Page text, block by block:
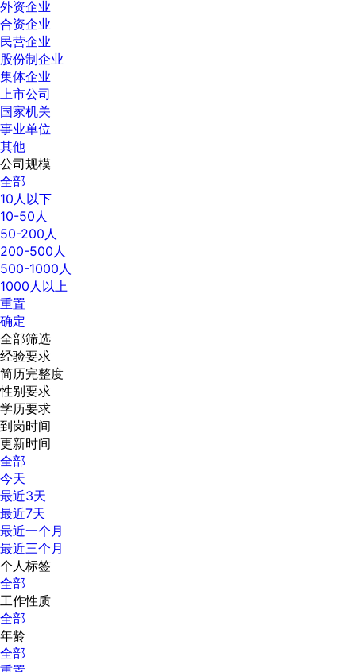
外资企业
合资企业
民营企业
股份制企业
集体企业
上市公司
国家机关
事业单位
其他
公司规模
全部
10人以下
10-50人
50-200人
200-500人
500-1000人
1000人以上
重置
确定
全部筛选
经验要求
简历完整度
性别要求
学历要求
到岗时间
更新时间
全部
今天
最近3天
最近7天
最近一个月
最近三个月
个人标签
全部
工作性质
全部
年龄
全部